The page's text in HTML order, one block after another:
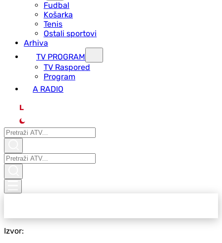
Fudbal
Košarka
Tenis
Ostali sportovi
Arhiva
TV PROGRAM
ТV Raspored
Program
A RADIO
L
Izvor: